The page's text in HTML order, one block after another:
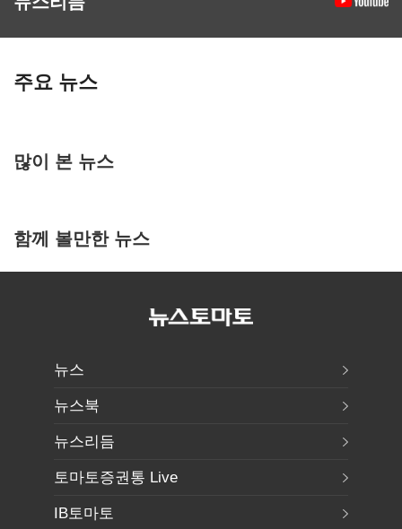
주요 뉴스
많이 본 뉴스
함께 볼만한 뉴스
뉴스
뉴스북
뉴스리듬
토마토증권통 Live
IB토마토